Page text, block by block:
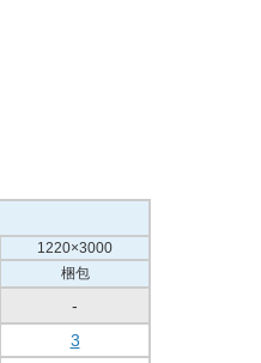
1220×3000
梱包
-
3